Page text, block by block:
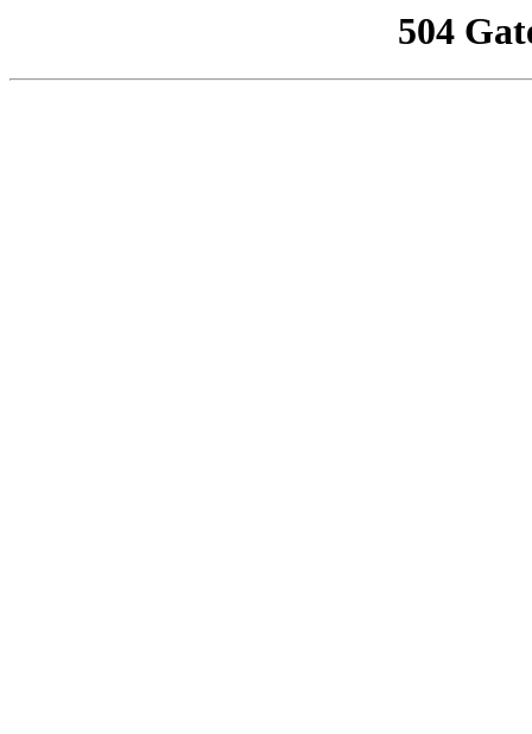
504